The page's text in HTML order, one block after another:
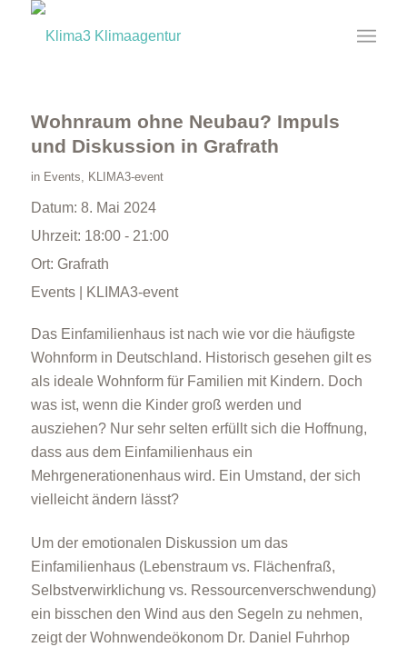
Wohnraum ohne Neubau? Impuls
und Diskussion in Grafrath
in Events, KLIMA3-event
Datum: 8. Mai 2024
Uhrzeit: 18:00 - 21:00
Ort: Grafrath
Events | KLIMA3-event
Das Einfamilienhaus ist nach wie vor die häufigste
Wohnform in Deutschland. Historisch gesehen gilt es
als ideale Wohnform für Familien mit Kindern. Doch
was ist, wenn die Kinder groß werden und
ausziehen? Nur sehr selten erfüllt sich die Hoffnung,
dass aus dem Einfamilienhaus ein
Mehrgenerationenhaus wird. Ein Umstand, der sich
vielleicht ändern lässt?
Um der emotionalen Diskussion um das
Einfamilienhaus (Lebenstraum vs. Flächenfraß,
Selbstverwirklichung vs. Ressourcenverschwendung)
ein bisschen den Wind aus den Segeln zu nehmen,
zeigt der Wohnwendeökonom Dr. Daniel Fuhrhop